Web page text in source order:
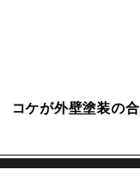
コケが外壁塗装の